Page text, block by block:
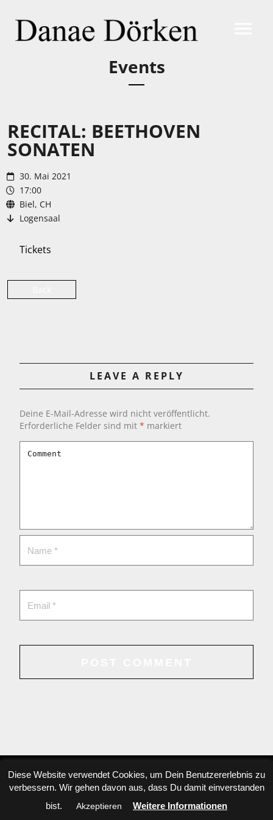
Events
RECITAL: BEETHOVEN
SONATEN
30. Mai 2021
17:00
Biel, CH
Logensaal
Tickets
LEAVE A REPLY
Deine E-Mail-Adresse wird nicht veröffentlicht.
Erforderliche Felder sind mit * markiert
Copyright © 2022 Danae Dörken, All rights reserved
Datenschutzinformation,privacy-policy. Datenschutzerklärung/ Impressum.
Diese Website verwendet Cookies, um Dein Benutzererlebnis zu
verbessern. Wir gehen davon aus, dass Du damit einverstanden
bist.
Akzeptieren Weitere Informationen